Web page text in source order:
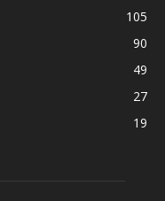
105
90
49
27
19